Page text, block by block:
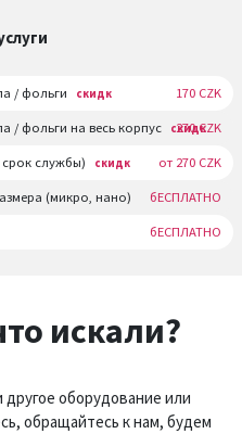
/ фольги скидк 170 CZK
/ фольги на весь корпус скидк
270 CZK
службы) скидк от 270 CZK
(микро, нано) бЕСПЛАТНО
бЕСПЛАТНО
искали?
оборудование или
обращайтесь к нам, будем